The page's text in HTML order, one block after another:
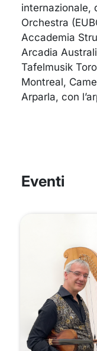
internazionale,
Orchestra
Accademia
Arcadia
Tafelmusik
Montreal,
Arparla, con
Eventi